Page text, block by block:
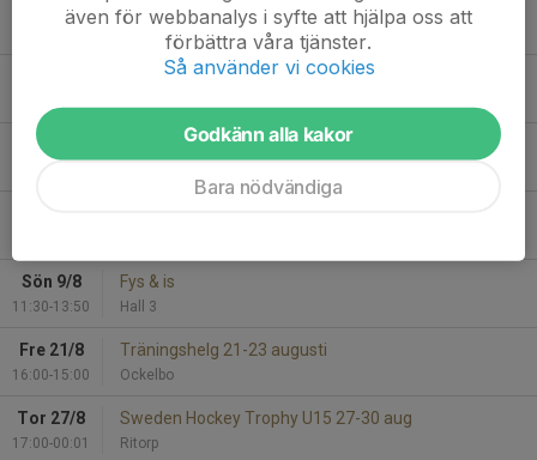
Tor 6/8 Fys & is
Fys & is
Lör 8/8 Träningsmatch Trångsund
Sön 9/8
11:30-13:50
Fys & is
Hall 3
Fre 21/8
16:00-15:00
Träningshelg 21-23 augusti
Ockelbo
Tor 27/8
17:00-00:01
Sweden Hockey Trophy U15 27-30 aug
Ritorp
även för webbanalys i syfte att hjälpa oss att
förbättra våra tjänster.
Så använder vi cookies
Godkänn alla kakor
Bara nödvändiga